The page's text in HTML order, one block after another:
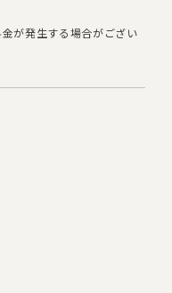
が発生する場合がござい